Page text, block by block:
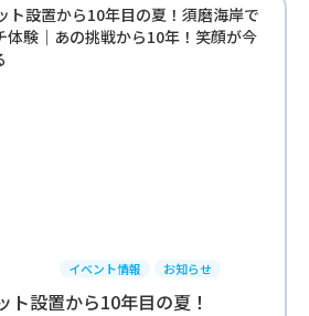
イベント情報 お知らせ
ト設置から10年目の夏！